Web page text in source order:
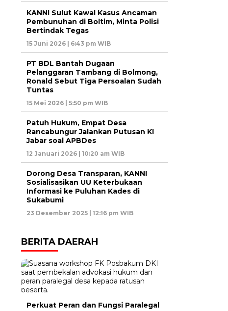
KANNI Sulut Kawal Kasus Ancaman
Pembunuhan di Boltim, Minta Polisi
Bertindak Tegas
15 Juni 2026 | 6:43 pm WIB
PT BDL Bantah Dugaan
Pelanggaran Tambang di Bolmong,
Ronald Sebut Tiga Persoalan Sudah
Tuntas
15 Mei 2026 | 5:50 pm WIB
Patuh Hukum, Empat Desa
Rancabungur Jalankan Putusan KI
Jabar soal APBDes
12 Januari 2026 | 10:20 am WIB
Dorong Desa Transparan, KANNI
Sosialisasikan UU Keterbukaan
Informasi ke Puluhan Kades di
Sukabumi
23 Desember 2025 | 12:16 pm WIB
BERITA DAERAH
Perkuat Peran dan Fungsi Paralegal